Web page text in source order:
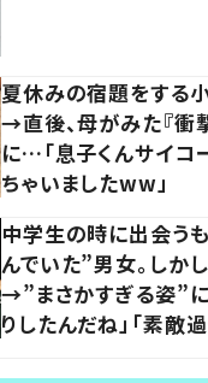
夏休みの宿題をする
→直後、母がみた『衝
に…「息子くんサイコ
ちゃいましたww」
中学生の時に出会う
んでいた”男女。しか
→”まさかすぎる姿”
りしたんだね」「素敵過